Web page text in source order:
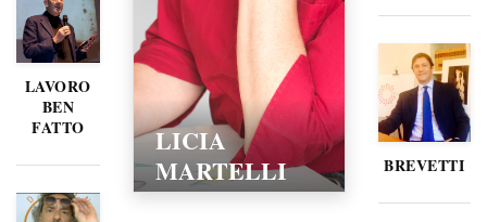
LAVORO
BEN
FATTO
LICIA
MARTELLI
BREVETTI